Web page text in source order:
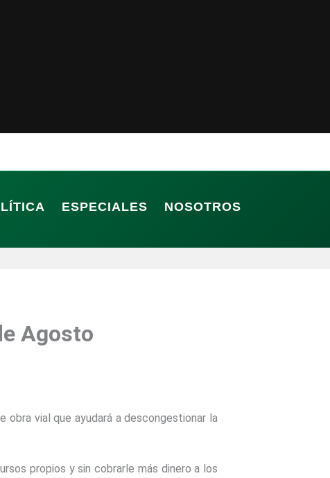
ESPECIALES
NOSOTROS
Agosto
obra vial que ayudará a descongestionar la
propios y sin cobrarle más dinero a los